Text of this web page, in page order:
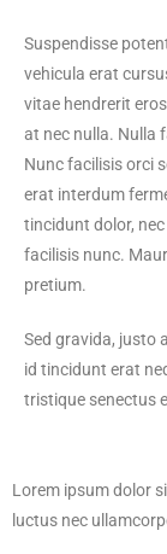
Suspendisse
vehicula erat
vitae hendrerit
at nec nulla. Nulla
Nunc facilisis orci
erat interdum
tincidunt dolor,
facilisis nunc.
pretium.
Sed gravida, justo
id tincidunt erat
tristique senectus
Lorem ipsum dolor
luctus nec